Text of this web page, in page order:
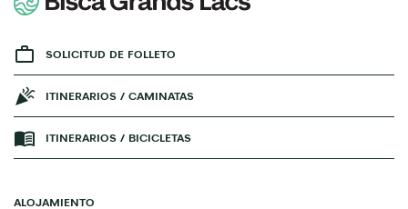
SOLICITUD DE FOLLETO
ITINERARIOS / CAMINATAS
ITINERARIOS / BICICLETAS
ALOJAMIENTO